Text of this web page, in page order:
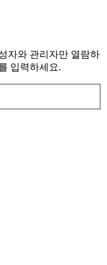
자와 관리자만 열람하
입력하세요.